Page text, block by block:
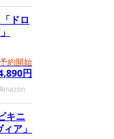
ドロ
約開始
円
Amazon
キニ
ア」